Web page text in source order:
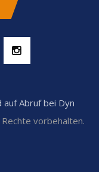
auf Abruf bei Dyn
vorbehalten.